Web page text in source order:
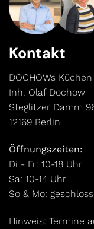
Kontakt
DOCHOWs
Inh. Olaf Dochow
Steglitzer Damm
12169 Berlin
Öffnungszeiten:
Di - Fr: 10-18 Uhr
Sa: 10-14 Uhr
So & Mo:
Hinweis: Termine